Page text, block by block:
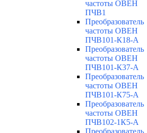
частоты ОВЕН
ПЧВ1
Преобразователь
частоты ОВЕН
ПЧВ101-К18-А
Преобразователь
частоты ОВЕН
ПЧВ101-К37-А
Преобразователь
частоты ОВЕН
ПЧВ101-К75-А
Преобразователь
частоты ОВЕН
ПЧВ102-1К5-А